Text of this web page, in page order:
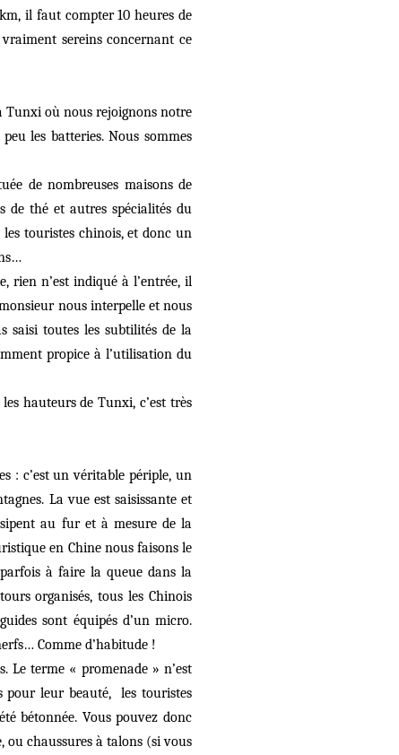
il faut compter 10 heures de
sereins concernant ce
Tunxi où nous rejoignons notre
les batteries. Nous sommes
de nombreuses maisons de
de thé et autres spécialités du
les touristes chinois, et donc un
rien n’est indiqué à l’entrée, il
nous interpelle et nous
saisi toutes les subtilités de la
propice à l’utilisation du
hauteurs de Tunxi, c’est très
: c’est un véritable périple, un
La vue est saisissante et
au fur et à mesure de la
en Chine nous faisons le
à faire la queue dans la
organisés, tous les Chinois
sont équipés d’un micro.
Comme d’habitude !
Le terme « promenade » n’est
pour leur beauté,
les touristes
bétonnée. Vous pouvez donc
ou chaussures à talons (si vous